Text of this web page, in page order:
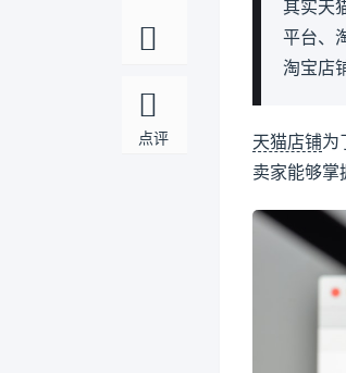
点评
其实天
平台、
淘宝店
天猫店铺为
卖家能够掌